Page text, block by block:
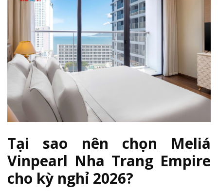
Tại sao nên chọn Meliá
Vinpearl Nha Trang Empire
cho kỳ nghỉ 2026?